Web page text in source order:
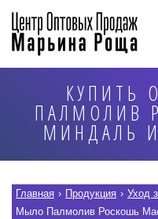
КУПИТЬ
ПАЛМОЛИВ
МИНДАЛЬ
Главная › Продукция › Уход
Мыло Палмолив Роскошь